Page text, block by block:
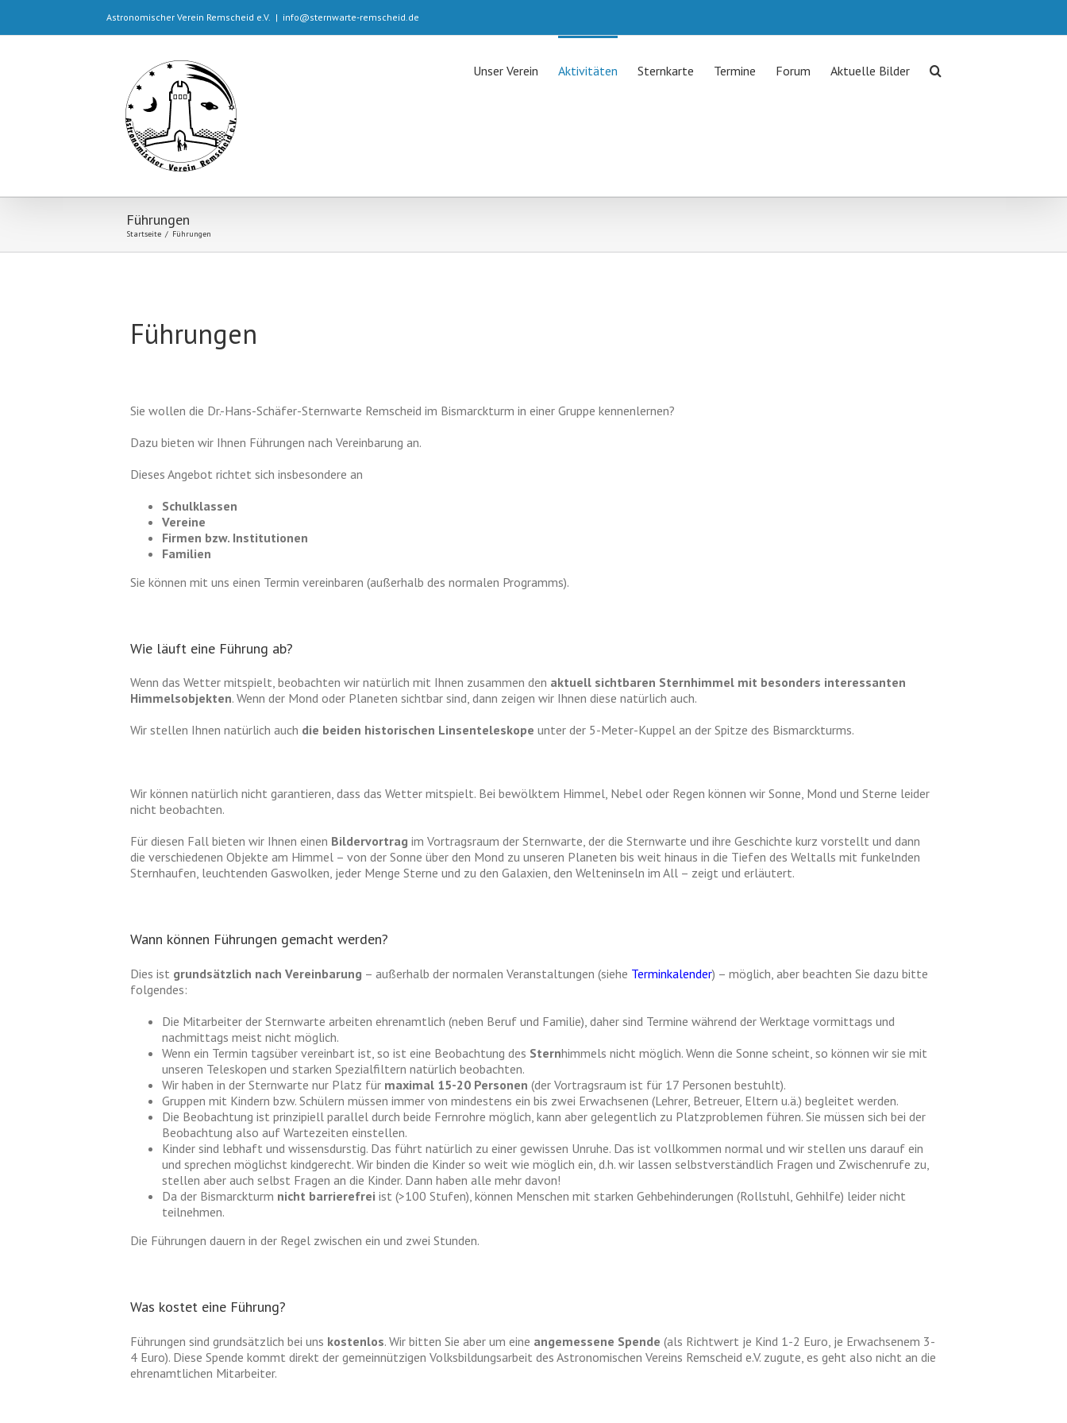
Astronomischer Verein Remscheid e.V. | info@sternwarte-remscheid.de
Unser Verein Aktivitäten Sternkarte Termine Forum Aktuelle Bilder
Führungen
Startseite / Führungen
Führungen
Sie wollen die Dr.-Hans-Schäfer-Sternwarte Remscheid im Bismarckturm in einer Gruppe kennenlernen?
Dazu bieten wir Ihnen Führungen nach Vereinbarung an.
Dieses Angebot richtet sich insbesondere an
Schulklassen
Vereine
Firmen bzw. Institutionen
Familien
Sie können mit uns einen Termin vereinbaren (außerhalb des normalen Programms).
Wie läuft eine Führung ab?
Wenn das Wetter mitspielt, beobachten wir natürlich mit Ihnen zusammen den aktuell sichtbaren Sternhimmel mit besonders interessanten
Himmelsobjekten. Wenn der Mond oder Planeten sichtbar sind, dann zeigen wir Ihnen diese natürlich auch.
Wir stellen Ihnen natürlich auch die beiden historischen Linsenteleskope unter der 5-Meter-Kuppel an der Spitze des Bismarckturms.
Wir können natürlich nicht garantieren, dass das Wetter mitspielt. Bei bewölktem Himmel, Nebel oder Regen können wir Sonne, Mond und Sterne leider
nicht beobachten.
Für diesen Fall bieten wir Ihnen einen Bildervortrag im Vortragsraum der Sternwarte, der die Sternwarte und ihre Geschichte kurz vorstellt und dann
die verschiedenen Objekte am Himmel – von der Sonne über den Mond zu unseren Planeten bis weit hinaus in die Tiefen des Weltalls mit funkelnden
Sternhaufen, leuchtenden Gaswolken, jeder Menge Sterne und zu den Galaxien, den Welteninseln im All – zeigt und erläutert.
Wann können Führungen gemacht werden?
Dies ist grundsätzlich nach Vereinbarung – außerhalb der normalen Veranstaltungen (siehe Terminkalender) – möglich, aber beachten Sie dazu bitte
folgendes:
Die Mitarbeiter der Sternwarte arbeiten ehrenamtlich (neben Beruf und Familie), daher sind Termine während der Werktage vormittags und
nachmittags meist nicht möglich.
Wenn ein Termin tagsüber vereinbart ist, so ist eine Beobachtung des Sternhimmels nicht möglich. Wenn die Sonne scheint, so können wir sie mit
unseren Teleskopen und starken Spezialfiltern natürlich beobachten.
Wir haben in der Sternwarte nur Platz für maximal 15-20 Personen (der Vortragsraum ist für 17 Personen bestuhlt).
Gruppen mit Kindern bzw. Schülern müssen immer von mindestens ein bis zwei Erwachsenen (Lehrer, Betreuer, Eltern u.ä.) begleitet werden.
Die Beobachtung ist prinzipiell parallel durch beide Fernrohre möglich, kann aber gelegentlich zu Platzproblemen führen. Sie müssen sich bei der
Beobachtung also auf Wartezeiten einstellen.
Kinder sind lebhaft und wissensdurstig. Das führt natürlich zu einer gewissen Unruhe. Das ist vollkommen normal und wir stellen uns darauf ein
und sprechen möglichst kindgerecht. Wir binden die Kinder so weit wie möglich ein, d.h. wir lassen selbstverständlich Fragen und Zwischenrufe zu,
stellen aber auch selbst Fragen an die Kinder. Dann haben alle mehr davon!
Da der Bismarckturm nicht barrierefrei ist (>100 Stufen), können Menschen mit starken Gehbehinderungen (Rollstuhl, Gehhilfe) leider nicht
teilnehmen.
Die Führungen dauern in der Regel zwischen ein und zwei Stunden.
Was kostet eine Führung?
Führungen sind grundsätzlich bei uns kostenlos. Wir bitten Sie aber um eine angemessene Spende (als Richtwert je Kind 1-2 Euro, je Erwachsenem 3-
4 Euro). Diese Spende kommt direkt der gemeinnützigen Volksbildungsarbeit des Astronomischen Vereins Remscheid e.V. zugute, es geht also nicht an die
ehrenamtlichen Mitarbeiter.